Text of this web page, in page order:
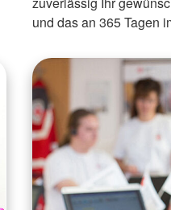
und das an 365 Tagen